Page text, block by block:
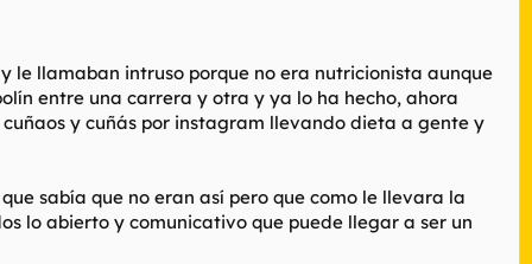
le llamaban intruso porque no era nutricionista aunque
entre una carrera y otra y ya lo ha hecho, ahora
y cuñás por instagram llevando dieta a gente y
sabía que no eran así pero que como le llevara la
lo abierto y comunicativo que puede llegar a ser un